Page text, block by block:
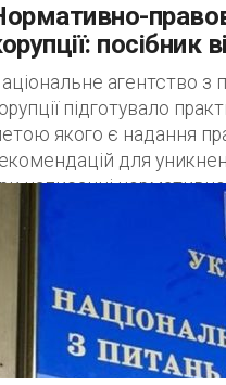
посібник
агентство з
підготувало
якого є надання
для
написанні